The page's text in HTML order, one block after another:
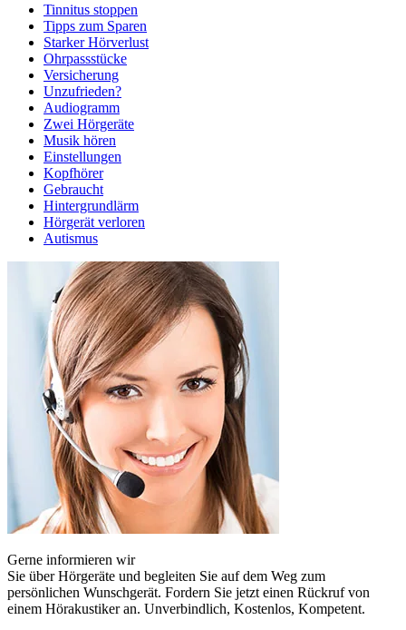
Tinnitus stoppen
Tipps zum Sparen
Starker Hörverlust
Ohrpassstücke
Versicherung
Unzufrieden?
Audiogramm
Zwei Hörgeräte
Musik hören
Einstellungen
Kopfhörer
Gebraucht
Hintergrundlärm
Hörgerät verloren
Autismus
Gerne informieren wir
Sie über Hörgeräte und begleiten Sie auf dem Weg zum
persönlichen Wunschgerät. Fordern Sie jetzt einen Rückruf von
einem Hörakustiker an. Unverbindlich, Kostenlos, Kompetent.